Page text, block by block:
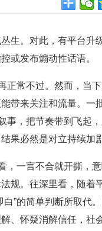
。对此，有平台升
或发布煽动性话语。
常不过。然而，当
带来关注和流量。
，把节奏带到飞起
果必然是对立持续加
一言不合就开撕，
规。往深里看，随
”的简单判断所取代
、怀疑消解信任，社